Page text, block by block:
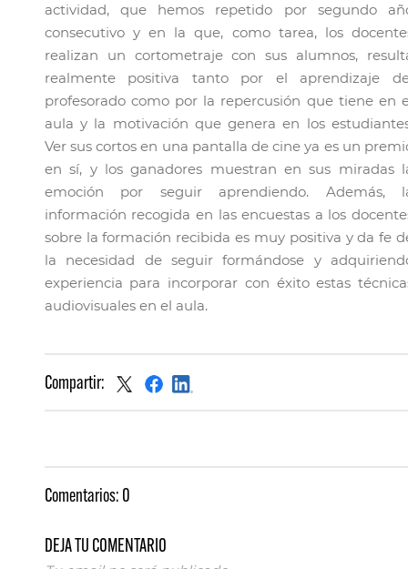
actividad, que hemos repetido por segundo
consecutivo y en la que, como tarea, los
realizan un cortometraje con sus alumnos,
realmente positiva tanto por el aprendizaje
profesorado como por la repercusión que tiene en
aula y la motivación que genera en los
Ver sus cortos en una pantalla de cine ya es un
en sí, y los ganadores muestran en sus miradas
emoción por seguir aprendiendo. Además,
información recogida en las encuestas a los
sobre la formación recibida es muy positiva y da fe
la necesidad de seguir formándose y
experiencia para incorporar con éxito estas
audiovisuales en el aula.
Compartir:
Comentarios: 0
DEJA TU COMENTARIO